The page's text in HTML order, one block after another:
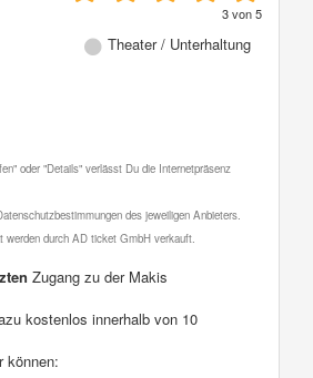
3von5
Theater / Unterhaltung
oder "Details" verlässt Du die Internetpräsenz
des jeweiligen Anbieters.
durch AD ticket GmbH verkauft.
Zugang zu der Makis
kostenlos innerhalb von 10
können: